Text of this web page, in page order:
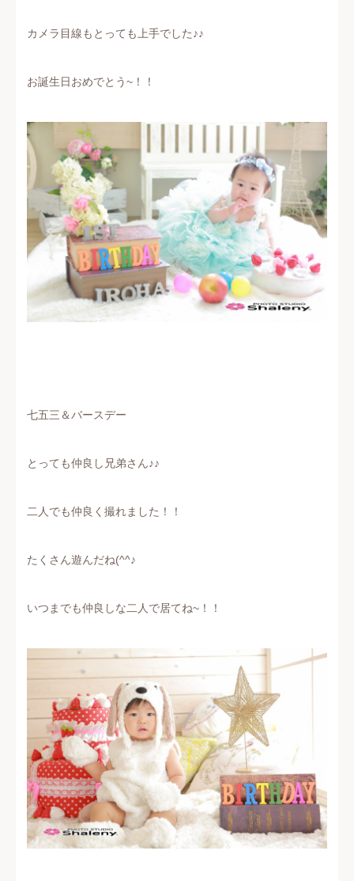
カメラ目線もとっても上手でした♪♪
お誕生日おめでとう~！！
七五三＆バースデー
とっても仲良し兄弟さん♪♪
二人でも仲良く撮れました！！
たくさん遊んだね(^^♪
いつまでも仲良しな二人で居てね~！！